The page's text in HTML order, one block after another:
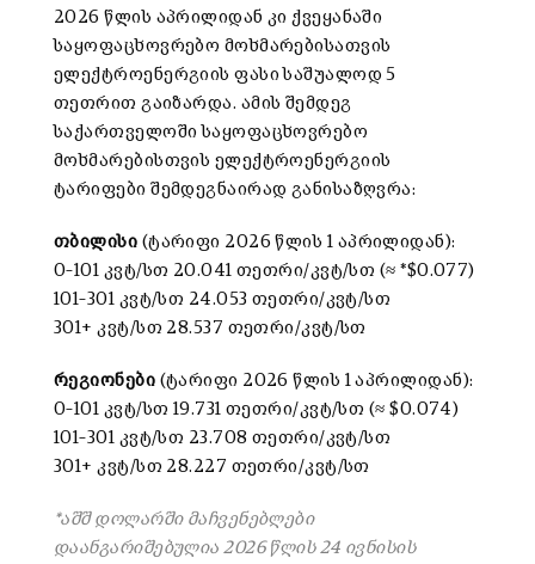
2026 წლის აპრილიდან კი ქვეყანაში
საყოფაცხოვრებო მოხმარებისათვის
ელექტროენერგიის ფასი საშუალოდ 5
თეთრით გაიზარდა. ამის შემდეგ
საქართველოში საყოფაცხოვრებო
მოხმარებისთვის ელექტროენერგიის
ტარიფები შემდეგნაირად განისაზღვრა:
თბილისი (ტარიფი 2026 წლის 1 აპრილიდან):
0–101 კვტ/სთ 20.041 თეთრი/კვტ/სთ (≈ *$0.077)
101–301 კვტ/სთ 24.053 თეთრი/კვტ/სთ
301+ კვტ/სთ 28.537 თეთრი/კვტ/სთ
რეგიონები (ტარიფი 2026 წლის 1 აპრილიდან):
0–101 კვტ/სთ 19.731 თეთრი/კვტ/სთ (≈ $0.074)
101–301 კვტ/სთ 23.708 თეთრი/კვტ/სთ
301+ კვტ/სთ 28.227 თეთრი/კვტ/სთ
*აშშ დოლარში მაჩვენებლები
დაანგარიშებულია 2026 წლის 24 ივნისის